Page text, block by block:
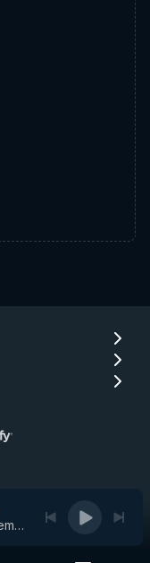
Tant à découvrir, appuyez simplement sur play